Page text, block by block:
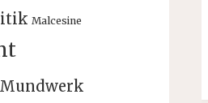
Malcesine
Mundwerk